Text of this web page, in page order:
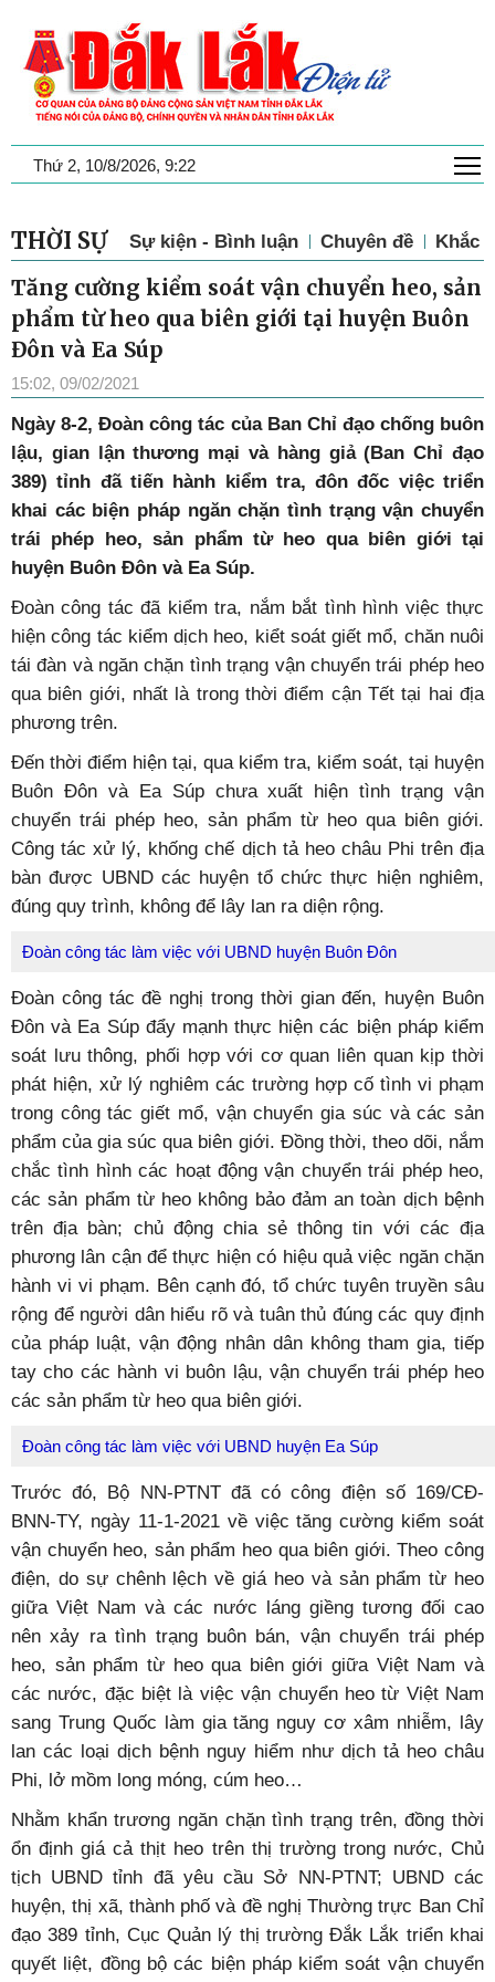
Thứ 2, 10/8/2026, 9:22
THỜI SỰ Sự kiện - Bình luận Chuyên đề Khắc
Tăng cường kiểm soát vận chuyển heo, sản
phẩm từ heo qua biên giới tại huyện Buôn
Đôn và Ea Súp
15:02, 09/02/2021
Ngày 8-2, Đoàn công tác của Ban Chỉ đạo chống buôn
lậu, gian lận thương mại và hàng giả (Ban Chỉ đạo
389) tỉnh đã tiến hành kiểm tra, đôn đốc việc triển
khai các biện pháp ngăn chặn tình trạng vận chuyển
trái phép heo, sản phẩm từ heo qua biên giới tại
huyện Buôn Đôn và Ea Súp.
Đoàn công tác đã kiểm tra, nắm bắt tình hình việc thực
hiện công tác kiểm dịch heo, kiểt soát giết mổ, chăn nuôi
tái đàn và ngăn chặn tình trạng vận chuyển trái phép heo
qua biên giới, nhất là trong thời điểm cận Tết tại hai địa
phương trên.
Đến thời điểm hiện tại, qua kiểm tra, kiểm soát, tại huyện
Buôn Đôn và Ea Súp chưa xuất hiện tình trạng vận
chuyển trái phép heo, sản phẩm từ heo qua biên giới.
Công tác xử lý, khống chế dịch tả heo châu Phi trên địa
bàn được UBND các huyện tổ chức thực hiện nghiêm,
đúng quy trình, không để lây lan ra diện rộng.
Đoàn công tác làm việc với UBND huyện Buôn Đôn
Đoàn công tác đề nghị trong thời gian đến, huyện Buôn
Đôn và Ea Súp đẩy mạnh thực hiện các biện pháp kiểm
soát lưu thông, phối hợp với cơ quan liên quan kịp thời
phát hiện, xử lý nghiêm các trường hợp cố tình vi phạm
trong công tác giết mổ, vận chuyển gia súc và các sản
phẩm của gia súc qua biên giới. Đồng thời, theo dõi, nắm
chắc tình hình các hoạt động vận chuyển trái phép heo,
các sản phẩm từ heo không bảo đảm an toàn dịch bệnh
trên địa bàn; chủ động chia sẻ thông tin với các địa
phương lân cận để thực hiện có hiệu quả việc ngăn chặn
hành vi vi phạm. Bên cạnh đó, tổ chức tuyên truyền sâu
rộng để người dân hiểu rõ và tuân thủ đúng các quy định
của pháp luật, vận động nhân dân không tham gia, tiếp
tay cho các hành vi buôn lậu, vận chuyển trái phép heo
các sản phẩm từ heo qua biên giới.
Đoàn công tác làm việc với UBND huyện Ea Súp
Trước đó, Bộ NN-PTNT đã có công điện số 169/CĐ-
BNN-TY, ngày 11-1-2021 về việc tăng cường kiểm soát
vận chuyển heo, sản phẩm heo qua biên giới. Theo công
điện, do sự chênh lệch về giá heo và sản phẩm từ heo
giữa Việt Nam và các nước láng giềng tương đối cao
nên xảy ra tình trạng buôn bán, vận chuyển trái phép
heo, sản phẩm từ heo qua biên giới giữa Việt Nam và
các nước, đặc biệt là việc vận chuyển heo từ Việt Nam
sang Trung Quốc làm gia tăng nguy cơ xâm nhiễm, lây
lan các loại dịch bệnh nguy hiểm như dịch tả heo châu
Phi, lở mồm long móng, cúm heo…
Nhằm khẩn trương ngăn chặn tình trạng trên, đồng thời
ổn định giá cả thịt heo trên thị trường trong nước, Chủ
tịch UBND tỉnh đã yêu cầu Sở NN-PTNT; UBND các
huyện, thị xã, thành phố và đề nghị Thường trực Ban Chỉ
đạo 389 tỉnh, Cục Quản lý thị trường Đắk Lắk triển khai
quyết liệt, đồng bộ các biện pháp kiểm soát vận chuyển